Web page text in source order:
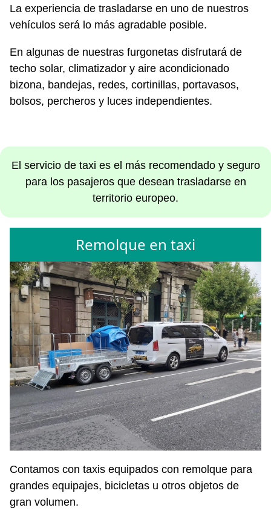
La experiencia de trasladarse en uno de nuestros
vehículos será lo más agradable posible.
En algunas de nuestras furgonetas disfrutará de
techo solar, climatizador y aire acondicionado
bizona, bandejas, redes, cortinillas, portavasos,
bolsos, percheros y luces independientes.
El servicio de taxi es el más recomendado y seguro
para los pasajeros que desean trasladarse en
territorio europeo.
Remolque en taxi
Contamos con taxis equipados con remolque para
grandes equipajes, bicicletas u otros objetos de
gran volumen.